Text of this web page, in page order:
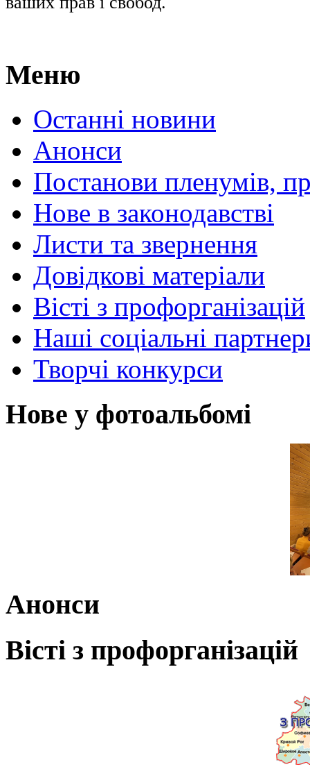
Меню
Останні новини
Анонси
Постанови пленумів,
Нове в законодавстві
Листи та звернення
Довідкові матеріали
Вісті з профорганізацій
Наші соціальні
Творчі конкурси
Нове у фотоальбомі
Анонси
Вісті з профорганізацій